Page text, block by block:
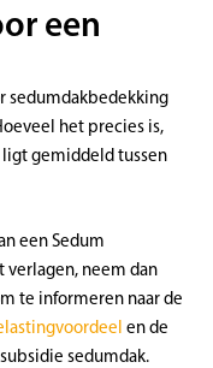
een
sedumdakbedekking
het precies is,
gemiddeld tussen
een Sedum
verlagen, neem dan
te informeren naar de
en de
sedumdak.